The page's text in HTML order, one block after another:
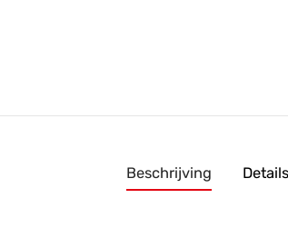
Beschrijving Details